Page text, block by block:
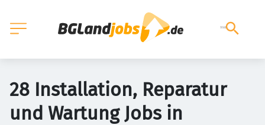
28 Installation, Reparatur
und Wartung Jobs in